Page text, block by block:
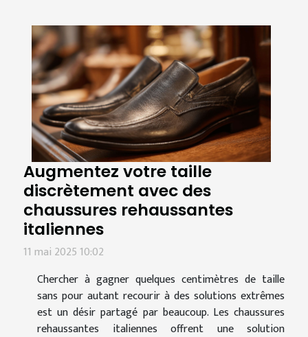
Augmentez votre taille
discrètement avec des
chaussures rehaussantes
italiennes
11 mai 2025 10:02
Chercher à gagner quelques centimètres de taille
sans pour autant recourir à des solutions extrêmes
est un désir partagé par beaucoup. Les chaussures
rehaussantes italiennes offrent une solution